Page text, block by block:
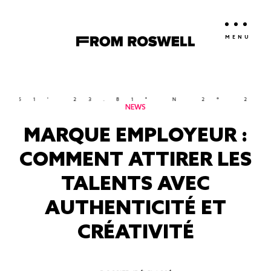
MENU
23.81" N 2° 21'
NEWS
MARQUE EMPLOYEUR :
COMMENT ATTIRER LES
TALENTS AVEC
AUTHENTICITÉ ET
CRÉATIVITÉ